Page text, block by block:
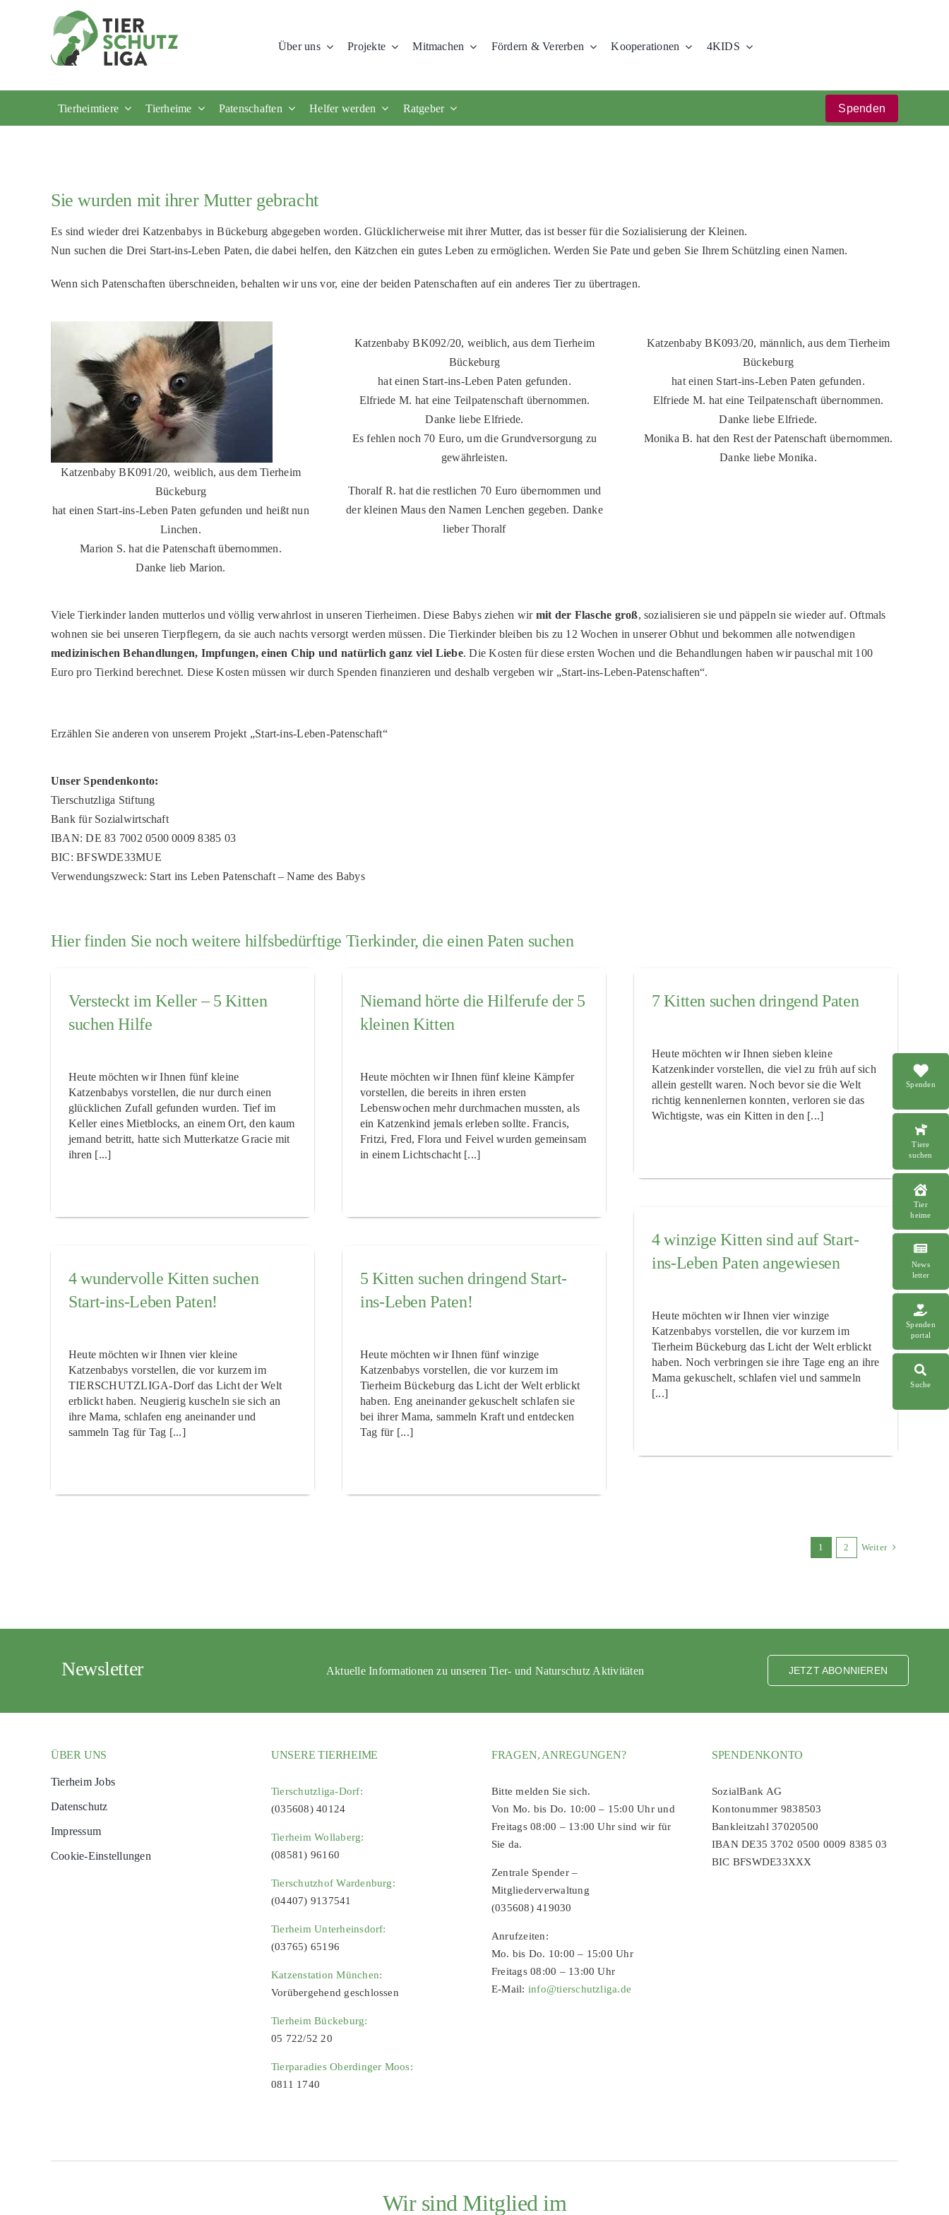
Über uns Projekte Mitmachen Fördern & Vererben Kooperationen 4KIDS
Tierheimtiere Tierheime Patenschaften Helfer werden Ratgeber Spenden
Spenden
Tiere
suchen
Tier
heime
News
letter
Spenden
portal
Suche
Sie wurden mit ihrer Mutter gebracht
Es sind wieder drei Katzenbabys in Bückeburg abgegeben worden. Glücklicherweise mit ihrer Mutter, das ist besser für die Sozialisierung der Kleinen.
Nun suchen die Drei Start-ins-Leben Paten, die dabei helfen, den Kätzchen ein gutes Leben zu ermöglichen. Werden Sie Pate und geben Sie Ihrem Schützling einen Namen.
Wenn sich Patenschaften überschneiden, behalten wir uns vor, eine der beiden Patenschaften auf ein anderes Tier zu übertragen.
Katzenbaby BK091/20, weiblich, aus dem Tierheim
Bückeburg
hat einen Start-ins-Leben Paten gefunden und heißt nun
Linchen.
Marion S. hat die Patenschaft übernommen.
Danke lieb Marion.
Katzenbaby BK092/20, weiblich, aus dem Tierheim
Bückeburg
hat einen Start-ins-Leben Paten gefunden.
Elfriede M. hat eine Teilpatenschaft übernommen.
Danke liebe Elfriede.
Es fehlen noch 70 Euro, um die Grundversorgung zu
gewährleisten.
Thoralf R. hat die restlichen 70 Euro übernommen und
der kleinen Maus den Namen Lenchen gegeben. Danke
lieber Thoralf
Katzenbaby BK093/20, männlich, aus dem Tierheim
Bückeburg
hat einen Start-ins-Leben Paten gefunden.
Elfriede M. hat eine Teilpatenschaft übernommen.
Danke liebe Elfriede.
Monika B. hat den Rest der Patenschaft übernommen.
Danke liebe Monika.
Viele Tierkinder landen mutterlos und völlig verwahrlost in unseren Tierheimen. Diese Babys ziehen wir mit der Flasche groß, sozialisieren sie und päppeln sie wieder auf. Oftmals
wohnen sie bei unseren Tierpflegern, da sie auch nachts versorgt werden müssen. Die Tierkinder bleiben bis zu 12 Wochen in unserer Obhut und bekommen alle notwendigen
medizinischen Behandlungen, Impfungen, einen Chip und natürlich ganz viel Liebe. Die Kosten für diese ersten Wochen und die Behandlungen haben wir pauschal mit 100
Euro pro Tierkind berechnet. Diese Kosten müssen wir durch Spenden finanzieren und deshalb vergeben wir „Start-ins-Leben-Patenschaften“.
Erzählen Sie anderen von unserem Projekt „Start-ins-Leben-Patenschaft“
Unser Spendenkonto:
Tierschutzliga Stiftung
Bank für Sozialwirtschaft
IBAN: DE 83 7002 0500 0009 8385 03
BIC: BFSWDE33MUE
Verwendungszweck: Start ins Leben Patenschaft – Name des Babys
Hier finden Sie noch weitere hilfsbedürftige Tierkinder, die einen Paten suchen
Versteckt im Keller – 5 Kitten
suchen Hilfe
Heute möchten wir Ihnen fünf kleine
Katzenbabys vorstellen, die nur durch einen
glücklichen Zufall gefunden wurden. Tief im
Keller eines Mietblocks, an einem Ort, den kaum
jemand betritt, hatte sich Mutterkatze Gracie mit
ihren [...]
Niemand hörte die Hilferufe der 5
kleinen Kitten
Heute möchten wir Ihnen fünf kleine Kämpfer
vorstellen, die bereits in ihren ersten
Lebenswochen mehr durchmachen mussten, als
ein Katzenkind jemals erleben sollte. Francis,
Fritzi, Fred, Flora und Feivel wurden gemeinsam
in einem Lichtschacht [...]
7 Kitten suchen dringend Paten
Heute möchten wir Ihnen sieben kleine
Katzenkinder vorstellen, die viel zu früh auf sich
allein gestellt waren. Noch bevor sie die Welt
richtig kennenlernen konnten, verloren sie das
Wichtigste, was ein Kitten in den [...]
4 winzige Kitten sind auf Start-
ins-Leben Paten angewiesen
Heute möchten wir Ihnen vier winzige
Katzenbabys vorstellen, die vor kurzem im
Tierheim Bückeburg das Licht der Welt erblickt
haben. Noch verbringen sie ihre Tage eng an ihre
Mama gekuschelt, schlafen viel und sammeln
[...]
4 wundervolle Kitten suchen
Start-ins-Leben Paten!
Heute möchten wir Ihnen vier kleine
Katzenbabys vorstellen, die vor kurzem im
TIERSCHUTZLIGA-Dorf das Licht der Welt
erblickt haben. Neugierig kuscheln sie sich an
ihre Mama, schlafen eng aneinander und
sammeln Tag für Tag [...]
5 Kitten suchen dringend Start-
ins-Leben Paten!
Heute möchten wir Ihnen fünf winzige
Katzenbabys vorstellen, die vor kurzem im
Tierheim Bückeburg das Licht der Welt erblickt
haben. Eng aneinander gekuschelt schlafen sie
bei ihrer Mama, sammeln Kraft und entdecken
Tag für [...]
1 2 Weiter
Newsletter Aktuelle Informationen zu unseren Tier- und Naturschutz Aktivitäten JETZT ABONNIEREN
ÜBER UNS
Tierheim Jobs
Datenschutz
Impressum
Cookie-Einstellungen
UNSERE TIERHEIME
Tierschutzliga-Dorf:
(035608) 40124
Tierheim Wollaberg:
(08581) 96160
Tierschutzhof Wardenburg:
(04407) 9137541
Tierheim Unterheinsdorf:
(03765) 65196
Katzenstation München:
Vorübergehend geschlossen
Tierheim Bückeburg:
05 722/52 20
Tierparadies Oberdinger Moos:
0811 1740
FRAGEN, ANREGUNGEN?
Bitte melden Sie sich.
Von Mo. bis Do. 10:00 – 15:00 Uhr und
Freitags 08:00 – 13:00 Uhr sind wir für
Sie da.
Zentrale Spender –
Mitgliederverwaltung
(035608) 419030
Anrufzeiten:
Mo. bis Do. 10:00 – 15:00 Uhr
Freitags 08:00 – 13:00 Uhr
E-Mail: info@tierschutzliga.de
SPENDENKONTO
SozialBank AG
Kontonummer 9838503
Bankleitzahl 37020500
IBAN DE35 3702 0500 0009 8385 03
BIC BFSWDE33XXX
Wir sind Mitglied im